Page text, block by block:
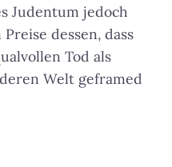
Judentum jedoch
dessen, dass
Tod als
Welt geframed